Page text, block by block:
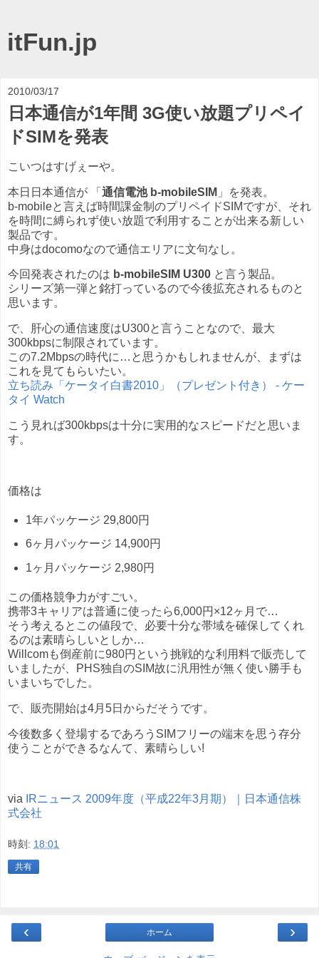
itFun.jp
2010/03/17
日本通信が1年間 3G使い放題プリペイ
ドSIMを発表
こいつはすげぇーや。
本日日本通信が 「 通信電池 b-mobileSIM 」を発表。
b-mobileと言えば時間課金制のプリペイドSIMですが、それ
を時間に縛られず使い放題で利用することが出来る新しい
製品です。
中身はdocomoなので通信エリアに文句なし。
今回発表されたのは b-mobileSIM U300 と言う製品。
シリーズ第一弾と銘打っているので今後拡充されるものと
思います。
で、肝心の通信速度はU300と言うことなので、最大
300kbpsに制限されています。
この7.2Mbpsの時代に…と思うかもしれませんが、まずは
これを見てもらいたい。
立ち読み「ケータイ白書2010」（プレゼント付き） - ケー
タイ Watch
こう見れば300kbpsは十分に実用的なスピードだと思いま
す。
価格は
1年パッケージ 29,800円
6ヶ月パッケージ 14,900円
1ヶ月パッケージ 2,980円
この価格競争力がすごい。
携帯3キャリアは普通に使ったら6,000円×12ヶ月で…
そう考えるとこの値段で、必要十分な帯域を確保してくれ
るのは素晴らしいとしか…
Willcomも倒産前に980円という挑戦的な利用料で販売して
いましたが、PHS独自のSIM故に汎用性が無く使い勝手も
いまいちでした。
で、販売開始は4月5日からだそうです。
今後数多く登場するであろうSIMフリーの端末を思う存分
使うことができるなんて、素晴らしい!
via
IRニュース 2009年度（平成22年3月期）｜日本通信株
式会社
時刻: 18:01
共有
‹ ›
ホーム